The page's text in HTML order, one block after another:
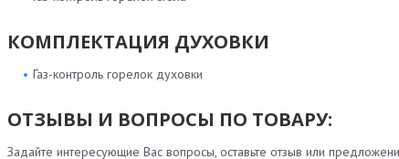
КОМПЛЕКТАЦИЯ ДУХОВКИ
Газ-контроль горелок духовки
ОТЗЫВЫ И ВОПРОСЫ ПО ТОВАРУ:
Задайте интересующие Вас вопросы, оставьте отзыв или